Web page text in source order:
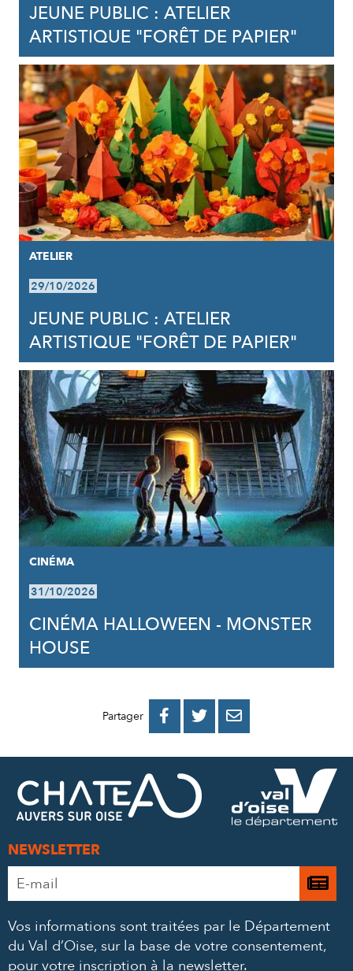
JEUNE PUBLIC : ATELIER
ARTISTIQUE "FORÊT DE PAPIER"
ATELIER
29/10/2026
JEUNE PUBLIC : ATELIER
ARTISTIQUE "FORÊT DE PAPIER"
CINÉMA
31/10/2026
CINÉMA HALLOWEEN - MONSTER
HOUSE
Partager 
PARTAGER
FACEBOOK
PARTAGER
PARTAGER
MAIL
NEWSLETTER
Adresse
e-
*
Je
à
Vos informations sont traitées par le Département
du Val d’Oise, sur la base de votre consentement,
pour votre inscription à la newsletter.